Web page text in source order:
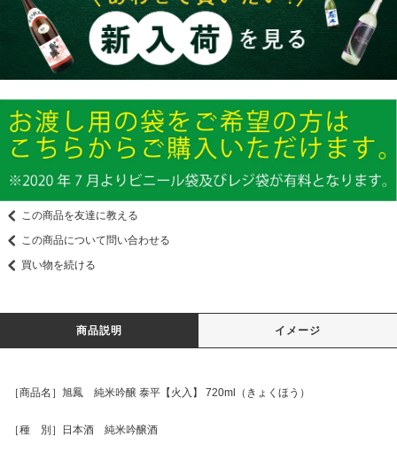
この商品を友達に教える
この商品について問い合わせる
買い物を続ける
商品説明 イメージ
［商品名］旭鳳 純米吟醸 泰平【火入】 720ml（きょくほう）
［種 別］日本酒 純米吟醸酒